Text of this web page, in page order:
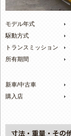
モデル年式
駆動方式
トランスミッション
所有期間
新車/中古車
購入店